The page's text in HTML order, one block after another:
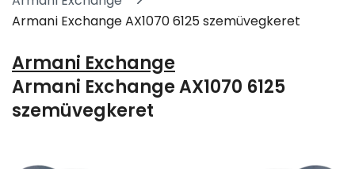
Armani Exchange AX1070 6125 szemüvegkeret
Armani Exchange
Armani Exchange AX1070 6125
szemüvegkeret